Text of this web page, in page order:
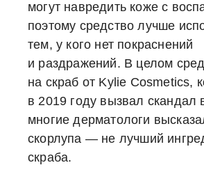
могут навредить коже с
поэтому средство лучше
тем, у кого нет покраснений
и раздражений. В целом
на скраб от Kylie Сosmetics,
в 2019 году вызвал скандал
многие дерматологи
скорлупа — не лучший
скраба.